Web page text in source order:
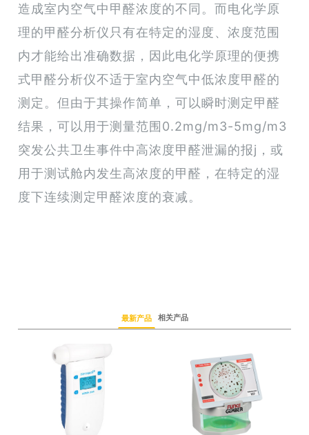
造成室内空气中甲醛浓度的不同。而电化学原
理的甲醛分析仪只有在特定的湿度、浓度范围
内才能给出准确数据，因此电化学原理的便携
式甲醛分析仪不适于室内空气中低浓度甲醛的
测定。但由于其操作简单，可以瞬时测定甲醛
结果，可以用于测量范围0.2mg/m3-5mg/m3
突发公共卫生事件中高浓度甲醛泄漏的报j，或
用于测试舱内发生高浓度的甲醛，在特定的湿
度下连续测定甲醛浓度的衰减。
最新产品 相关产品